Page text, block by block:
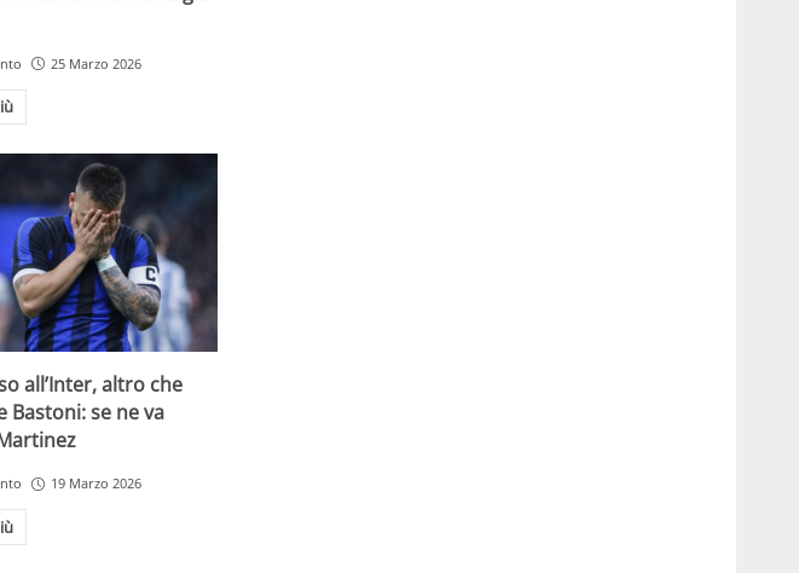
25 Marzo 2026
all’Inter, altro che
Bastoni: se ne va
19 Marzo 2026